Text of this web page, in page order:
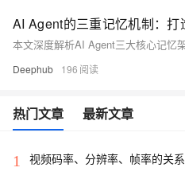
Deephub 196
热门文章 最新文章
1 视频码率、分辨率、帧率的关系